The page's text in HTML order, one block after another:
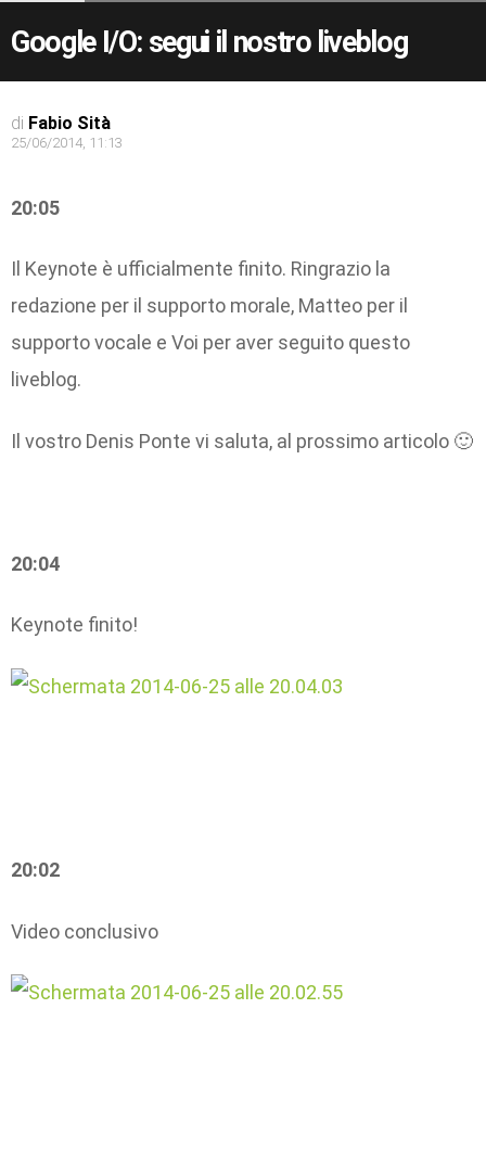
Google I/O: segui il nostro liveblog
di Fabio Sità
25/06/2014, 11:13
20:05
Il Keynote è ufficialmente finito. Ringrazio la
redazione per il supporto morale, Matteo per il
supporto vocale e Voi per aver seguito questo
liveblog.
Il vostro Denis Ponte vi saluta, al prossimo articolo 🙂
20:04
Keynote finito!
20:02
Video conclusivo